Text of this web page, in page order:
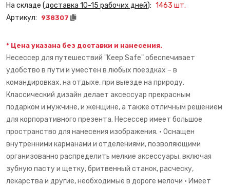
На складе (доставка 10-15 рабочих дней): 1463 шт.
Артикул:
938307
* Цена указана без доставки и нанесения.
Несессер для путешествий "Keep Safe" обеспечивает
удобство в пути и уместен в любых поездках – в
командировках, на отдыхе, при выезде на природу.
Классический дизайн делает аксессуар прекрасным
подарком и мужчине, и женщине, а также отличным решением
для корпоративного презента. Несессер имеет большое
пространство для нанесения изображения. • Оснащен
внутренними карманами и отделениями, позволяющими
организованно распределить мелкие аксессуары, включая
зубную пасту и щетку, бритвенный станок, расческу,
лекарства и другие, необходимые в дороге мелочи • Имеет